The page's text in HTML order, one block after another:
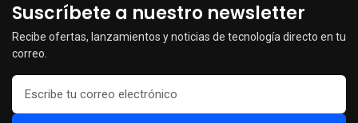
Suscríbete a nuestro newsletter
Recibe ofertas, lanzamientos y noticias de tecnología directo en tu
correo.